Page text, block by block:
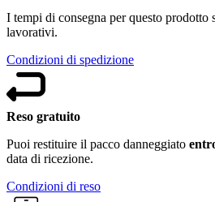
I tempi di consegna per questo
lavorativi.
Condizioni di spedizione
Reso gratuito
Puoi restituire il pacco danneggiato
data di ricezione.
Condizioni di reso